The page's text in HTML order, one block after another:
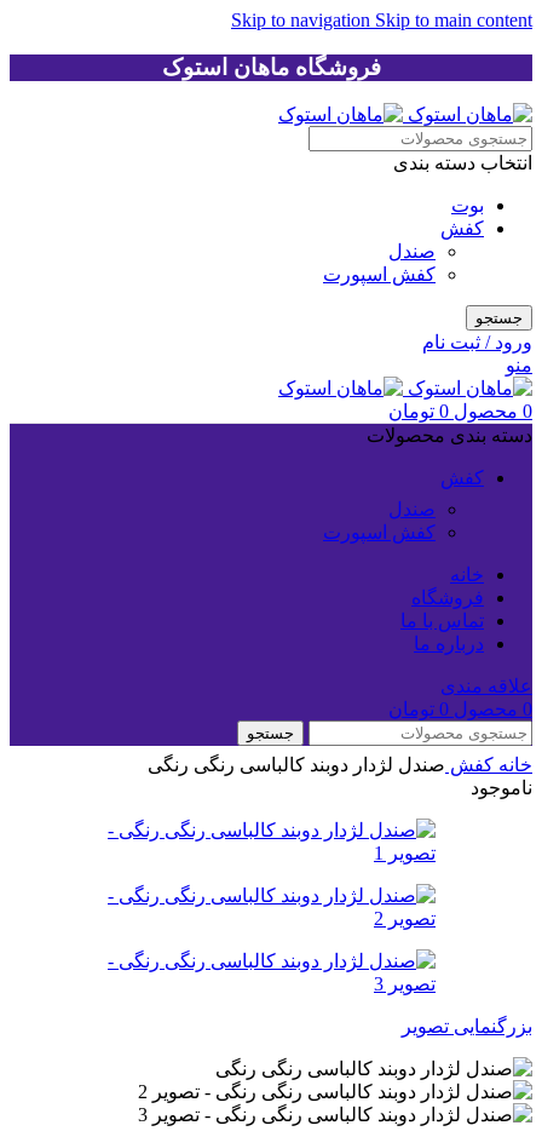
Skip to navigation Skip to main content
فروشگاه ماهان استوک
انتخاب دسته بندی
بوت
کفش
صندل
کفش اسپورت
جستجو
ورود / ثبت نام
منو
0 محصول 0 تومان
دسته بندی محصولات
کفش
صندل
کفش اسپورت
خانه
فروشگاه
تماس با ما
درباره ما
علاقه مندی
0 محصول 0 تومان
جستجو
خانه کفش صندل لژدار دوبند کالباسی رنگی رنگی
ناموجود
بزرگنمایی تصویر